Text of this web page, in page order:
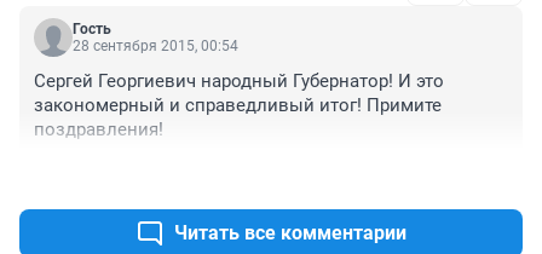
Гость
28 сентября 2015, 00:54
Сергей Георгиевич народный Губернатор! И это
закономерный и справедливый итог! Примите
поздравления!
Читать все комментарии